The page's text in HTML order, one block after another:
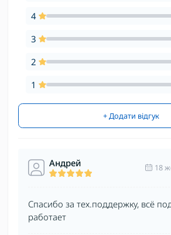
4
3
2
1
+ Додати відгук
Андрей 18
Спасибо за тех.поддержку, всё
работает